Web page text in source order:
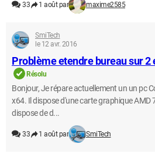
33 1 août par maxime2585
SmiTech
le 12 avr. 2016
Problème etendre bureau sur 2
Résolu
Bonjour, Je répare actuellement un un pc
x64. Il dispose d'une carte graphique AMD
dispose de d...
33 1 août par SmiTech